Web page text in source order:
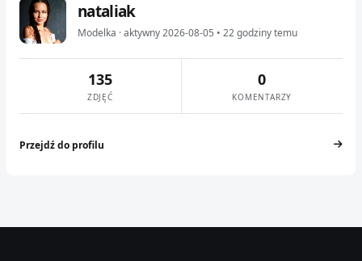
nataliak
Modelka · aktywny 2026-08-05 • 22 godziny temu
135
ZDJĘĆ
0
KOMENTARZY
Przejdź do profilu